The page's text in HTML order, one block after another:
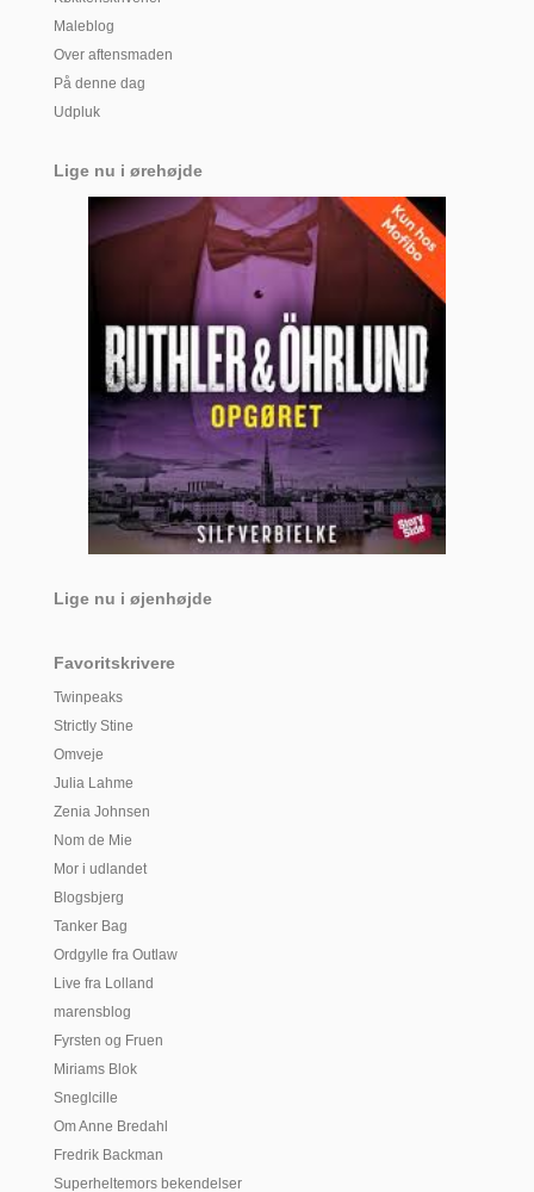
Maleblog
Over aftensmaden
På denne dag
Udpluk
Lige nu i ørehøjde
Lige nu i øjenhøjde
Favoritskrivere
Twinpeaks
Strictly Stine
Omveje
Julia Lahme
Zenia Johnsen
Nom de Mie
Mor i udlandet
Blogsbjerg
Tanker Bag
Ordgylle fra Outlaw
Live fra Lolland
marensblog
Fyrsten og Fruen
Miriams Blok
Sneglcille
Om Anne Bredahl
Fredrik Backman
Superheltemors bekendelser